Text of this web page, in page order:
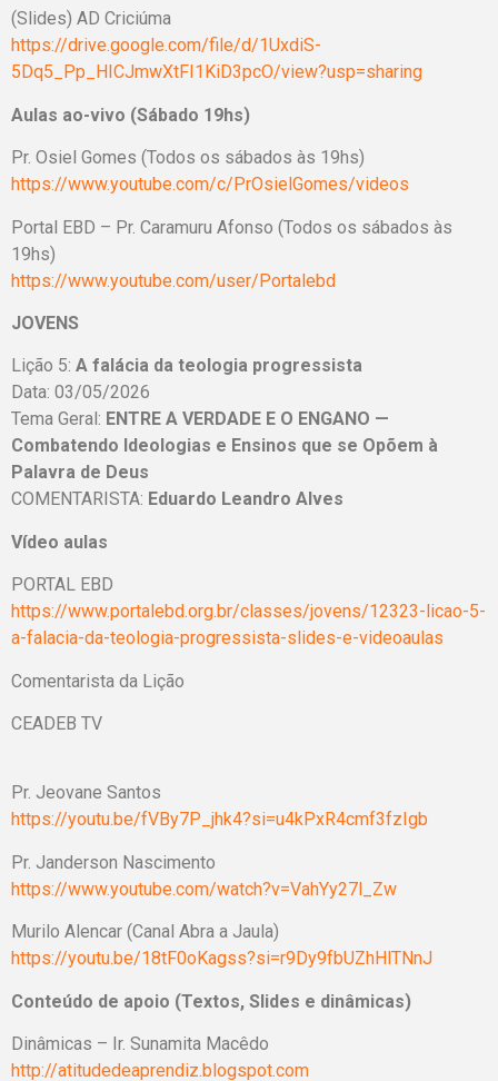
(Slides) AD Criciúma
https://drive.google.com/file/d/1UxdiS-
5Dq5_Pp_HICJmwXtFI1KiD3pcO/view?usp=sharing
Aulas ao-vivo (Sábado 19hs)
Pr. Osiel Gomes (Todos os sábados às 19hs)
https://www.youtube.com/c/PrOsielGomes/videos
Portal EBD – Pr. Caramuru Afonso (Todos os sábados às
19hs)
https://www.youtube.com/user/Portalebd
JOVENS
Lição 5: A falácia da teologia progressista
Data: 03/05/2026
Tema Geral: ENTRE A VERDADE E O ENGANO —
Combatendo Ideologias e Ensinos que se Opõem à
Palavra de Deus
COMENTARISTA: Eduardo Leandro Alves
Vídeo aulas
PORTAL EBD
https://www.portalebd.org.br/classes/jovens/12323-licao-5-
a-falacia-da-teologia-progressista-slides-e-videoaulas
Comentarista da Lição
CEADEB TV
Pr. Jeovane Santos
https://youtu.be/fVBy7P_jhk4?si=u4kPxR4cmf3fzIgb
Pr. Janderson Nascimento
https://www.youtube.com/watch?v=VahYy27l_Zw
Murilo Alencar (Canal Abra a Jaula)
https://youtu.be/18tF0oKagss?si=r9Dy9fbUZhHlTNnJ
Conteúdo de apoio (Textos, Slides e dinâmicas)
Dinâmicas – Ir. Sunamita Macêdo
http://atitudedeaprendiz.blogspot.com